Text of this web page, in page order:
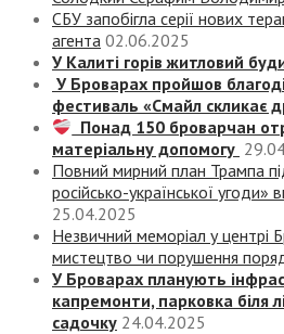
СБУ запобігла серії нових
агента 02.06.2025
У Калиті горів житловий
У Броварах пройшов
фестиваль «Смайл скликає
Понад 150 броварчан
матеріальну допомогу
Повний мирний план Трампа
російсько-української угоди»
25.04.2025
Незвичний меморіал у центрі
мистецтво чи порушення
У Броварах планують
капремонти, парковка біля
садочку 24.04.2025